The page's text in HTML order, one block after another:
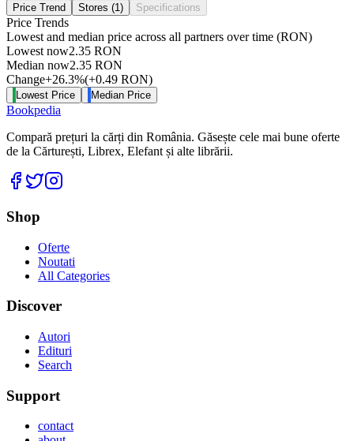
Price Trend Stores (1) Specifications
Price Trends
Lowest and median price across all partners over time (RON)
Lowest now2.35 RON
Median now2.35 RON
Change+26.3%(+0.49 RON)
Lowest Price Median Price
Bookpedia
Compară prețuri la cărți din România. Găsește cele mai bune oferte
de la Cărturești, Librex, Elefant și alte librării.
Facebook
Twitter
Shop
Oferte
Noutati
All Categories
Discover
Autori
Edituri
Search
Support
contact